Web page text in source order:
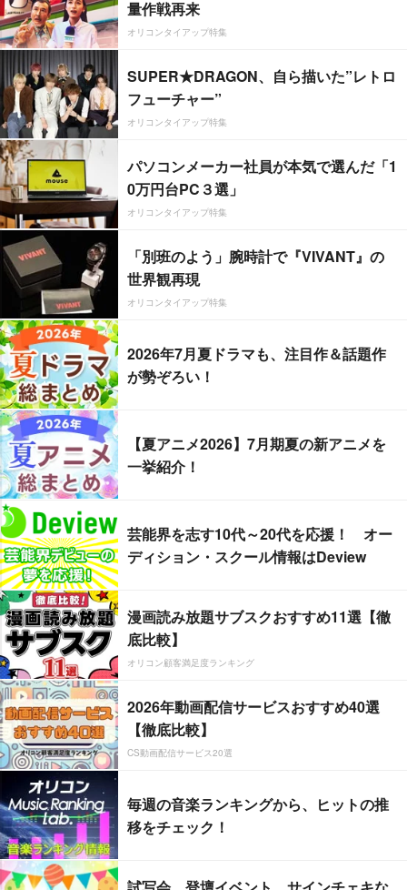
量作戦再来
オリコンタイアップ特集
SUPER★DRAGON、自ら描いた”レトロ
フューチャー”
オリコンタイアップ特集
パソコンメーカー社員が本気で選んだ「1
0万円台PC３選」
オリコンタイアップ特集
「別班のよう」腕時計で『VIVANT』の
世界観再現
オリコンタイアップ特集
2026年7月夏ドラマも、注目作＆話題作
が勢ぞろい！
【夏アニメ2026】7月期夏の新アニメを
一挙紹介！
芸能界を志す10代～20代を応援！ オー
ディション・スクール情報はDeview
漫画読み放題サブスクおすすめ11選【徹
底比較】
オリコン顧客満足度ランキング
2026年動画配信サービスおすすめ40選
【徹底比較】
CS動画配信サービス20選
毎週の音楽ランキングから、ヒットの推
移をチェック！